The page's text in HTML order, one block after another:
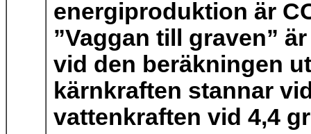
energiproduktion är
”Vaggan till graven”
vid den beräkningen
kärnkraften stannar
vattenkraften vid 4,4